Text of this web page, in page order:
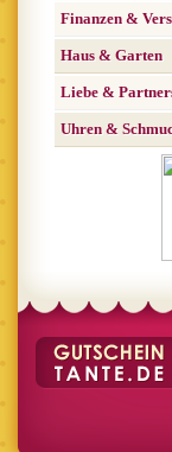
Finanzen &
Haus & Garten
Liebe &
Uhren &